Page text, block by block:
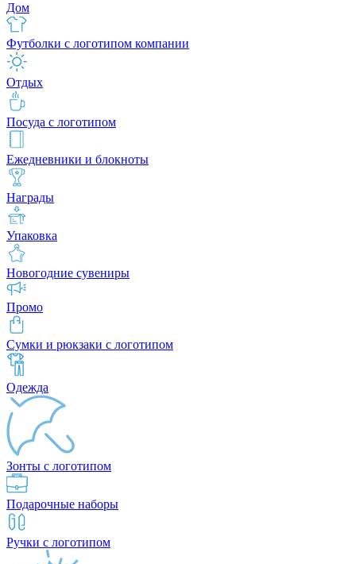
Дом
Футболки с логотипом компании
Отдых
Посуда с логотипом
Ежедневники и блокноты
Награды
Упаковка
Новогодние сувениры
Промо
Сумки и рюкзаки с логотипом
Одежда
Зонты с логотипом
Подарочные наборы
Ручки с логотипом